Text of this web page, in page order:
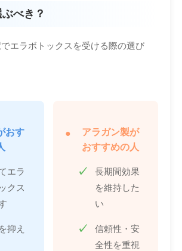
べき？
エラボトックスを受ける際の選び
おす
エラ
クス
抑え
アラガン製が
おすすめの人
長期間効果
を維持した
い
信頼性・安
全性を重視